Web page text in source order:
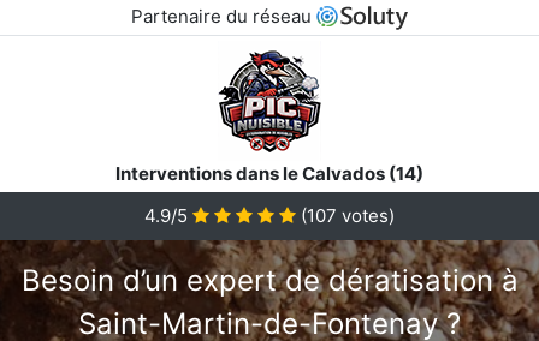
Partenaire du réseau
Interventions dans le Calvados (14)
4.9/5
(107 votes)
Besoin d’un expert de dératisation à
Saint-Martin-de-Fontenay ?